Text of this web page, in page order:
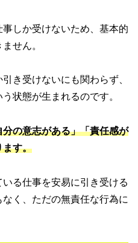
しか受けないため、基本的
せん。
き受けないにも関わらず、
状態が生まれるのです。
の意志がある」「責任感が
ます。
る仕事を安易に引き受ける
く、ただの無責任な行為に